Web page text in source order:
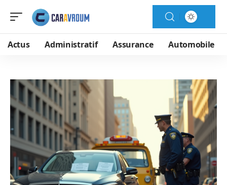
Actus Administratif Assurance Automobile